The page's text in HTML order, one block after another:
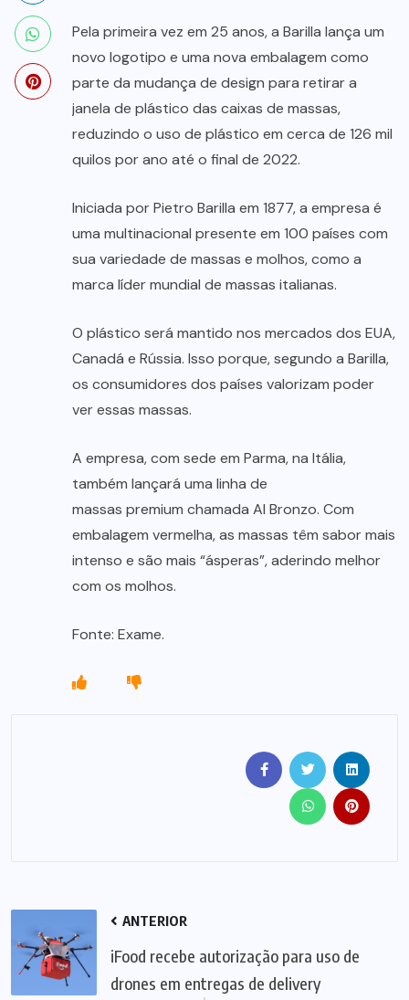
Pela primeira vez em 25 anos, a Barilla lança um
novo logotipo e uma nova embalagem como
parte da mudança de design para retirar a
janela de plástico das caixas de massas,
reduzindo o uso de plástico em cerca de 126 mil
quilos por ano até o final de 2022.
Iniciada por Pietro Barilla em 1877, a empresa é
uma multinacional presente em 100 países com
sua variedade de massas e molhos, como a
marca líder mundial de massas italianas.
O plástico será mantido nos mercados dos EUA,
Canadá e Rússia. Isso porque, segundo a Barilla,
os consumidores dos países valorizam poder
ver essas massas.
A empresa, com sede em Parma, na Itália,
também lançará uma linha de
massas premium chamada Al Bronzo. Com
embalagem vermelha, as massas têm sabor mais
intenso e são mais “ásperas”, aderindo melhor
com os molhos.
Fonte: Exame.
ANTERIOR
iFood recebe autorização para uso de
drones em entregas de delivery